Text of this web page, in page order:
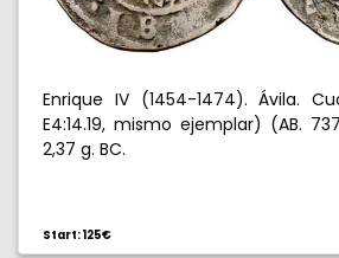
Enrique IV (1454-1474). Ávila.
E4:14.19, mismo ejemplar) (AB.
2,37 g. BC.
Start: 125€